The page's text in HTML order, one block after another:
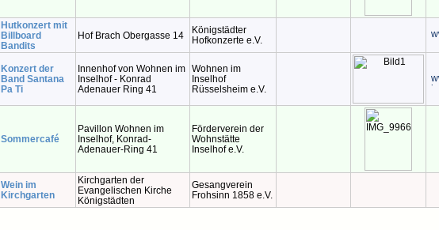
Hutkonzert mit
Billboard
Bandits
Hof Brach Obergasse 14
Königstädter
Hofkonzerte e.V.
Konzert der
Band Santana
Pa Ti
Innenhof von Wohnen im
Inselhof - Konrad
Adenauer Ring 41
Wohnen im
Inselhof
Rüsselsheim e.V.
Sommercafé
Pavillon Wohnen im
Inselhof, Konrad-
Adenauer-Ring 41
Förderverein der
Wohnstätte
Inselhof e.V.
Wein im
Kirchgarten
Kirchgarten der
Evangelischen Kirche
Königstädten
Gesangverein
Frohsinn 1858 e.V.